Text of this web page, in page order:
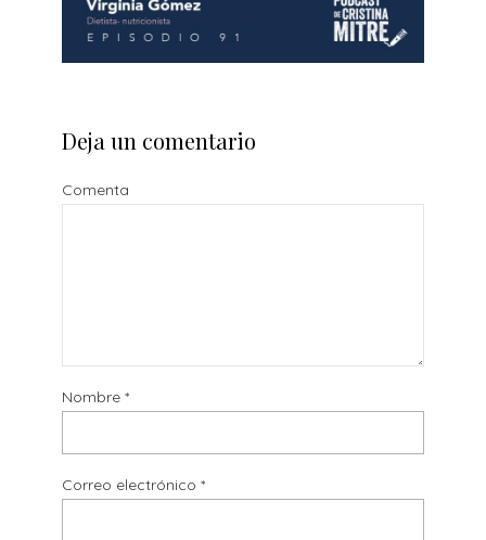
Deja un comentario
Comenta
Nombre *
Correo electrónico *